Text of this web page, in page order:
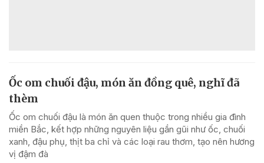
Ốc om chuối đậu, món ăn đồng quê, nghĩ đã
thèm
Ốc om chuối đậu là món ăn quen thuộc trong nhiều gia đình
miền Bắc, kết hợp những nguyên liệu gần gũi như ốc, chuối
xanh, đậu phụ, thịt ba chỉ và các loại rau thơm, tạo nên hương
vị đậm đà